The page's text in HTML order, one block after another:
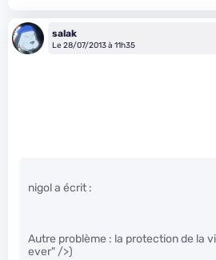
salak
Le 28/07/2013 à 11h35
nigol a écrit :
Autre problème : la protection de la
ever" />)